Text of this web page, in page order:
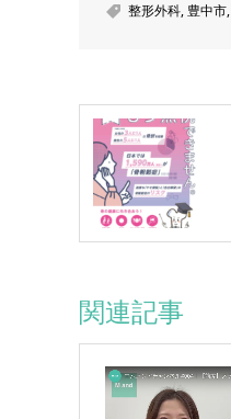
整形外科, 豊中市,
関連記事